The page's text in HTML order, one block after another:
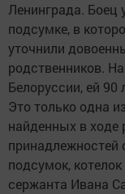
Ленинграда. Боец
подсумке, в
уточнили
родственников.
Белоруссии, ей 90
Это только одна
найденных в ходе
принадлежностей
подсумок,
сержанта Ивана